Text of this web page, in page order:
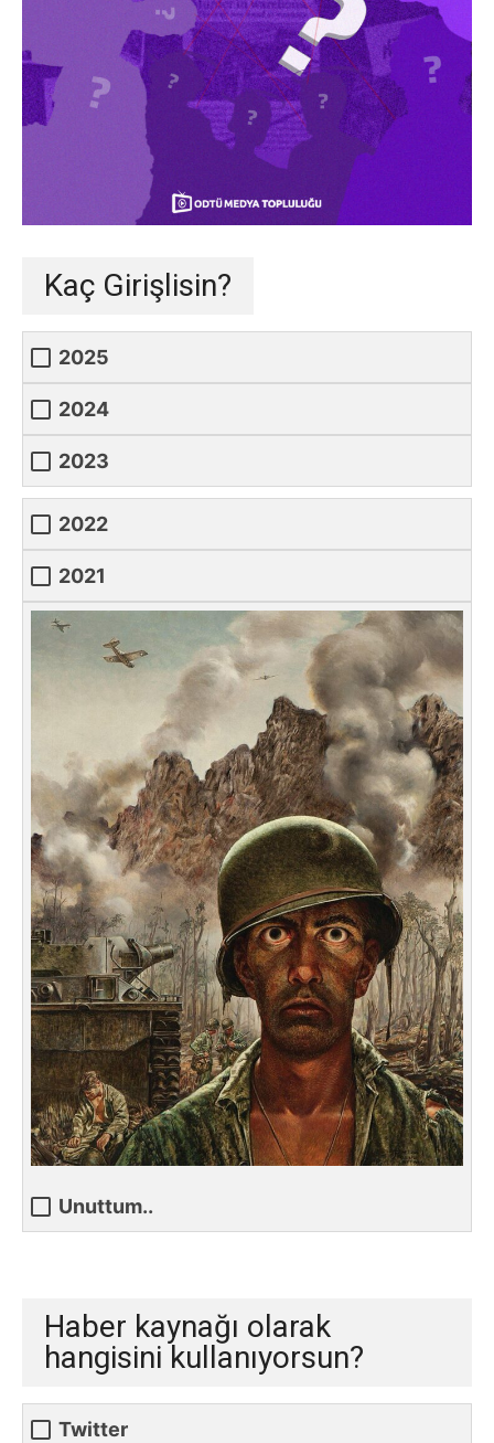
Kaç Girişlisin?
2025
2024
2023
2022
2021
Unuttum..
Haber kaynağı olarak
hangisini kullanıyorsun?
Twitter